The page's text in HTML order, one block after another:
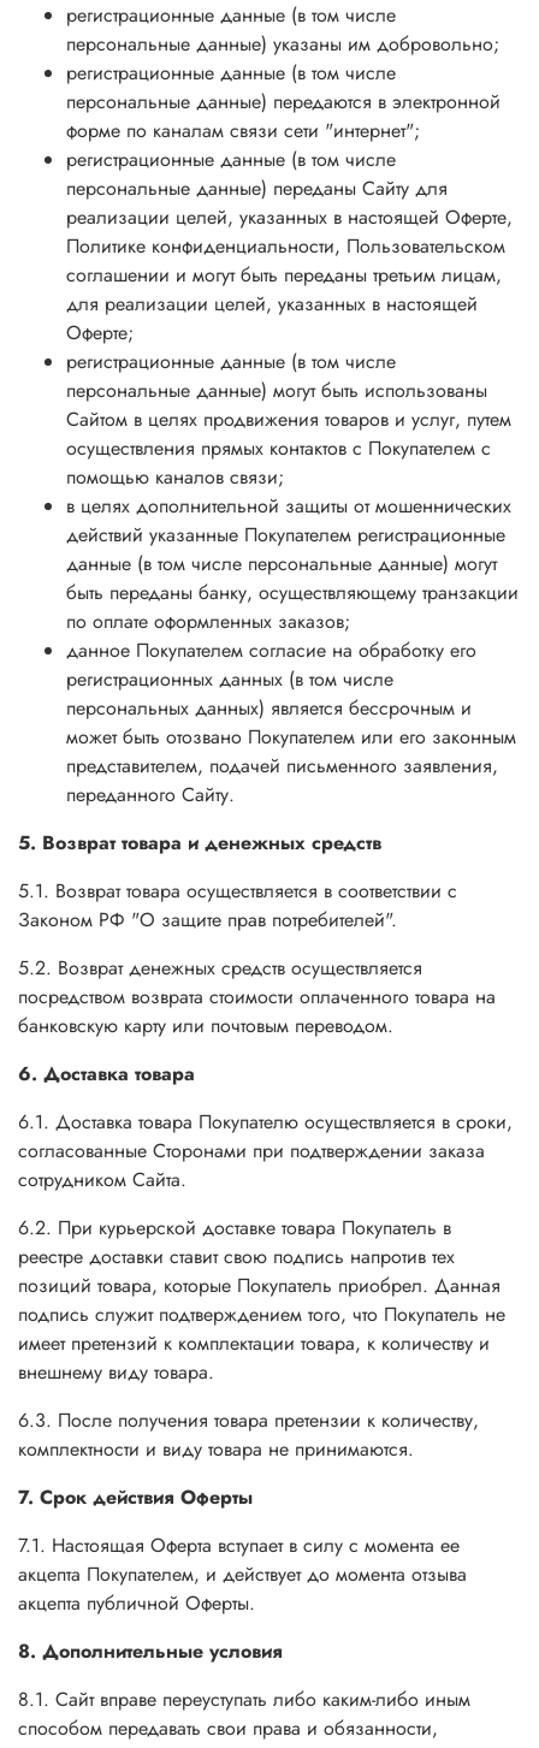
регистрационные данные (в том числе
персональные данные) указаны им добровольно;
регистрационные данные (в том числе
персональные данные) передаются в электронной
форме по каналам связи сети "интернет";
регистрационные данные (в том числе
персональные данные) переданы Сайту для
реализации целей, указанных в настоящей Оферте,
Политике конфиденциальности, Пользовательском
соглашении и могут быть переданы третьим лицам,
для реализации целей, указанных в настоящей
Оферте;
регистрационные данные (в том числе
персональные данные) могут быть использованы
Сайтом в целях продвижения товаров и услуг, путем
осуществления прямых контактов с Покупателем с
помощью каналов связи;
в целях дополнительной защиты от мошеннических
действий указанные Покупателем регистрационные
данные (в том числе персональные данные) могут
быть переданы банку, осуществляющему транзакции
по оплате оформленных заказов;
данное Покупателем согласие на обработку его
регистрационных данных (в том числе
персональных данных) является бессрочным и
может быть отозвано Покупателем или его законным
представителем, подачей письменного заявления,
переданного Сайту.
5. Возврат товара и денежных средств
5.1. Возврат товара осуществляется в соответствии с
Законом РФ "О защите прав потребителей".
5.2. Возврат денежных средств осуществляется
посредством возврата стоимости оплаченного товара на
банковскую карту или почтовым переводом.
6. Доставка товара
6.1. Доставка товара Покупателю осуществляется в сроки,
согласованные Сторонами при подтверждении заказа
сотрудником Сайта.
6.2. При курьерской доставке товара Покупатель в
реестре доставки ставит свою подпись напротив тех
позиций товара, которые Покупатель приобрел. Данная
подпись служит подтверждением того, что Покупатель не
имеет претензий к комплектации товара, к количеству и
внешнему виду товара.
6.3. После получения товара претензии к количеству,
комплектности и виду товара не принимаются.
7. Срок действия Оферты
7.1. Настоящая Оферта вступает в силу с момента ее
акцепта Покупателем, и действует до момента отзыва
акцепта публичной Оферты.
8. Дополнительные условия
8.1. Сайт вправе переуступать либо каким-либо иным
способом передавать свои права и обязанности,